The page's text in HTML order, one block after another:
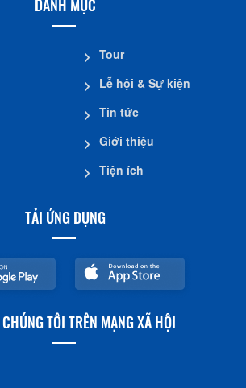
TẢI ỨNG DỤNG
CHÚNG TÔI TRÊN MẠNG XÃ HỘI